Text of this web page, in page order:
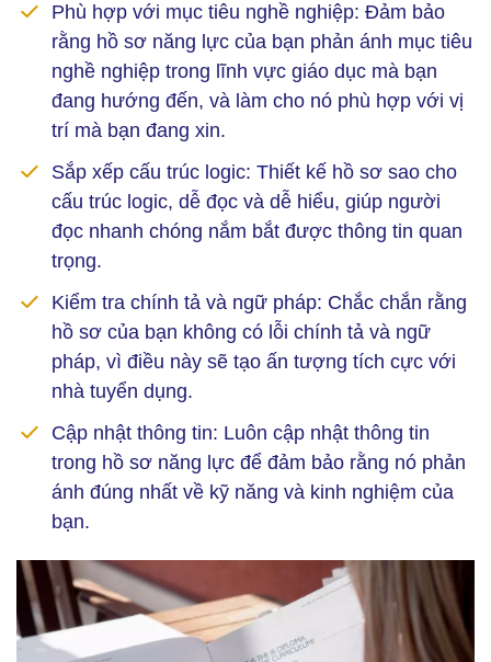
Phù hợp với mục tiêu nghề nghiệp: Đảm bảo
rằng hồ sơ năng lực của bạn phản ánh mục tiêu
nghề nghiệp trong lĩnh vực giáo dục mà bạn
đang hướng đến, và làm cho nó phù hợp với vị
trí mà bạn đang xin.
Sắp xếp cấu trúc logic: Thiết kế hồ sơ sao cho
cấu trúc logic, dễ đọc và dễ hiểu, giúp người
đọc nhanh chóng nắm bắt được thông tin quan
trọng.
Kiểm tra chính tả và ngữ pháp: Chắc chắn rằng
hồ sơ của bạn không có lỗi chính tả và ngữ
pháp, vì điều này sẽ tạo ấn tượng tích cực với
nhà tuyển dụng.
Cập nhật thông tin: Luôn cập nhật thông tin
trong hồ sơ năng lực để đảm bảo rằng nó phản
ánh đúng nhất về kỹ năng và kinh nghiệm của
bạn.